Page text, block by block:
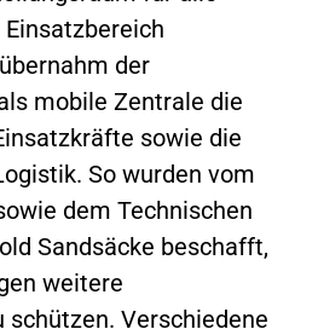
der
mobile Zentrale die
sowie die
So wurden vom
dem Technischen
Sandsäcke beschafft,
weitere
schützen. Verschiedene